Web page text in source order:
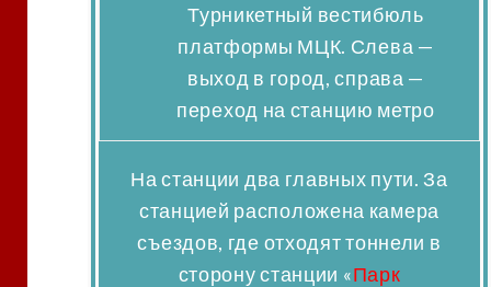
Турникетный вестибюль
платформы МЦК. Слева —
выход в город, справа —
переход на станцию метро
На станции два главных пути. За
станцией расположена камера
съездов, где отходят тоннели в
сторону станции «Парк